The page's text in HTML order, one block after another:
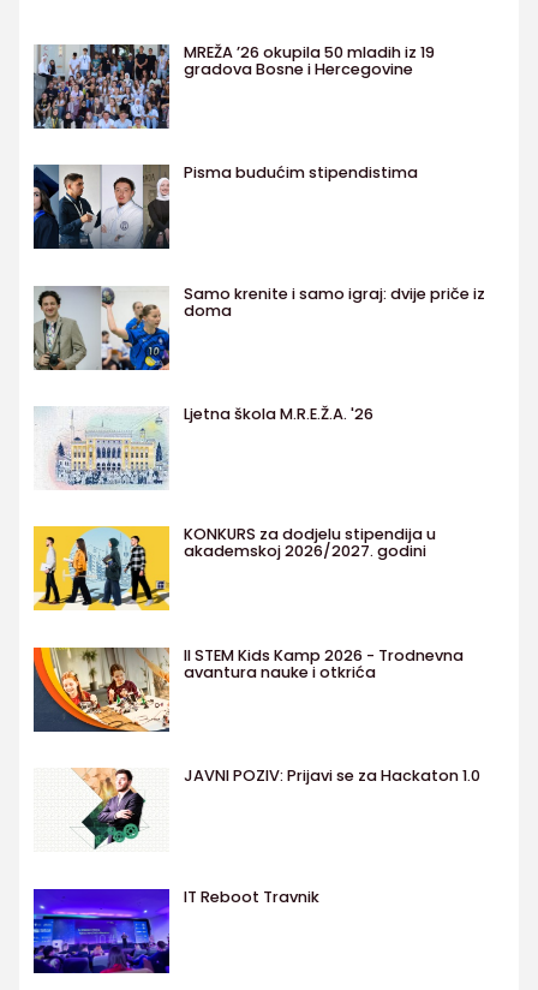
MREŽA ’26 okupila 50 mladih iz 19
gradova Bosne i Hercegovine
Pisma budućim stipendistima
Samo krenite i samo igraj: dvije priče iz
doma
Ljetna škola M.R.E.Ž.A. '26
KONKURS za dodjelu stipendija u
akademskoj 2026/2027. godini
II STEM Kids Kamp 2026 - Trodnevna
avantura nauke i otkrića
JAVNI POZIV: Prijavi se za Hackaton 1.0
IT Reboot Travnik